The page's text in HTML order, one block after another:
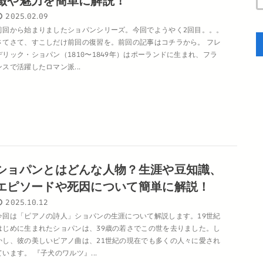
2025.02.09
回から始まりましたショパンシリーズ。今回でようやく2回目。。。
てさて、すこしだけ前回の復習を。前回の記事はコチラから。 フレ
リック・ショパン（1810〜1849年）はポーランドに生まれ、フラ
スで活躍したロマン派...
ョパンとはどんな人物？生涯や豆知識、
ピソードや死因について簡単に解説！
2025.10.12
回は「ピアノの詩人」ショパンの生涯について解説します。19世紀
じめに生まれたショパンは、39歳の若さでこの世を去りました。し
し、彼の美しいピアノ曲は、21世紀の現在でも多くの人々に愛され
います。 『子犬のワルツ』...